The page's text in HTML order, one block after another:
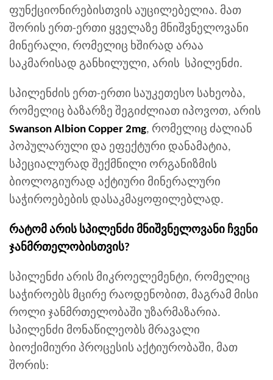
ფუნქციონირებისთვის აუცილებელია. მათ
შორის ერთ-ერთი ყველაზე მნიშვნელოვანი
მინერალი, რომელიც ხშირად არაა
საკმარისად განხილული, არის სპილენძი.
სპილენძის ერთ-ერთი საუკეთესო სახეობა,
რომელიც ბაზარზე შეგიძლიათ იპოვოთ, არის
Swanson Albion Copper 2mg, რომელიც ძალიან
პოპულარული და ეფექტური დანამატია,
სპეციალურად შექმნილი ორგანიზმის
ბიოლოგიურად აქტიური მინერალური
საჭიროებების დასაკმაყოფილებლად.
რატომ არის სპილენძი მნიშვნელოვანი ჩვენი
ჯანმრთელობისთვის?
სპილენძი არის მიკროელემენტი, რომელიც
საჭიროებს მცირე რაოდენობით, მაგრამ მისი
როლი ჯანმრთელობაში უზარმაზარია.
სპილენძი მონაწილეობს მრავალი
ბიოქიმიური პროცესის აქტიურობაში, მათ
შორის: